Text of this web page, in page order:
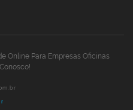
Online Para Empresas Oficinas